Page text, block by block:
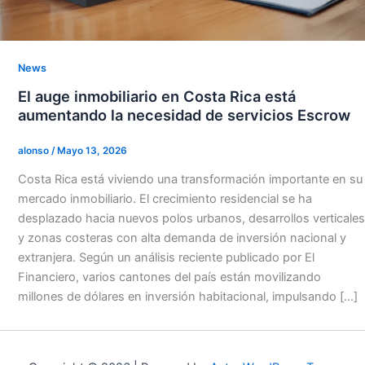
News
El auge inmobiliario en Costa Rica está
aumentando la necesidad de servicios Escrow
alonso /Mayo 13, 2026
Costa Rica está viviendo una transformación importante en su
mercado inmobiliario. El crecimiento residencial se ha
desplazado hacia nuevos polos urbanos, desarrollos verticales
y zonas costeras con alta demanda de inversión nacional y
extranjera. Según un análisis reciente publicado por El
Financiero, varios cantones del país están movilizando
millones de dólares en inversión habitacional, impulsando […]